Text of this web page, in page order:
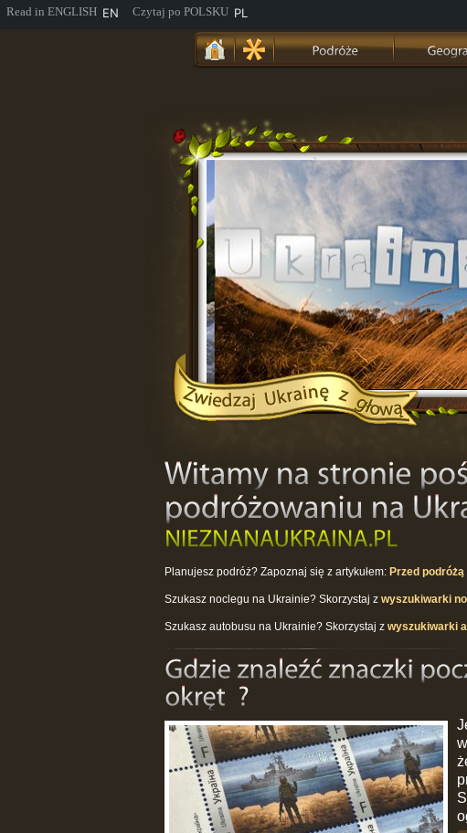
Planujesz podróż? Zapoznaj się z artykułem: Przed
Szukasz noclegu na Ukrainie? Skorzystaj z wyszukiwarki
Szukasz autobusu na Ukrainie? Skorzystaj z wyszukiwarki
EN PL